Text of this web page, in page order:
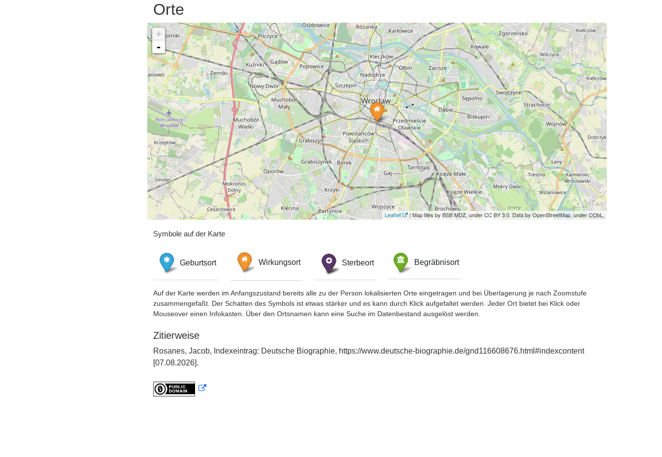
Orte
+
-
Leaflet | Map tiles by BSB MDZ, under CC BY 3.0. Data by OpenStreetMap, under ODbL.
Symbole auf der Karte
Geburtsort Wirkungsort Sterbeort Begräbnisort
Auf der Karte werden im Anfangszustand bereits alle zu der Person lokalisierten Orte eingetragen und bei Überlagerung je nach Zoomstufe
zusammengefaßt. Der Schatten des Symbols ist etwas stärker und es kann durch Klick aufgefaltet werden. Jeder Ort bietet bei Klick oder
Mouseover einen Infokasten. Über den Ortsnamen kann eine Suche im Datenbestand ausgelöst werden.
Zitierweise
Rosanes, Jacob, Indexeintrag: Deutsche Biographie, https://www.deutsche-biographie.de/gnd116608676.html#indexcontent
[07.08.2026].